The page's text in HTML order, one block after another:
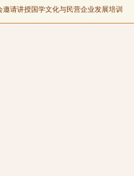
请讲授国学文化与民营企业发展培训